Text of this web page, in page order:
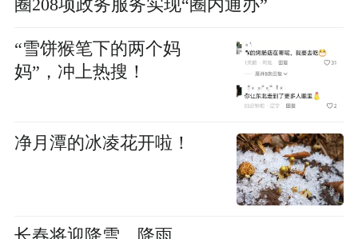
圈208项政务服务实现“圈内通办”
“雪饼猴笔下的两个妈
妈”，冲上热搜！
净月潭的冰凌花开啦！